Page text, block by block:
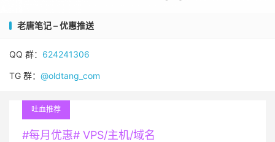
老唐笔记 – 优惠推送
QQ 群： 624241306
TG 群： @oldtang_com
吐血推荐
#每月优惠# VPS/主机/域名